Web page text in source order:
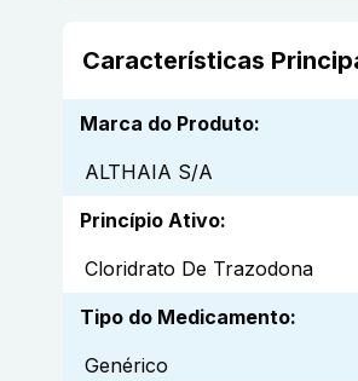
Características
Marca do Produto:
ALTHAIA S/A
Princípio Ativo:
Cloridrato De Trazodona
Tipo do Medicamento:
Genérico